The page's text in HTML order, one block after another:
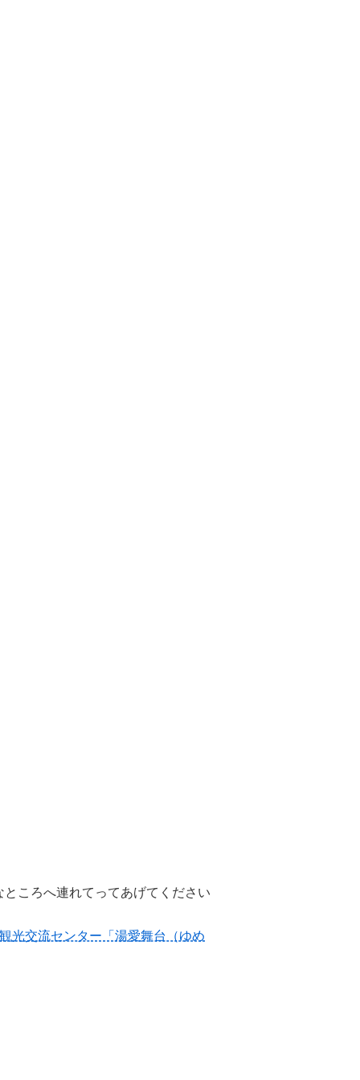
ころへ連れてってあげてください
観光交流センター「湯愛舞台（ゆめ